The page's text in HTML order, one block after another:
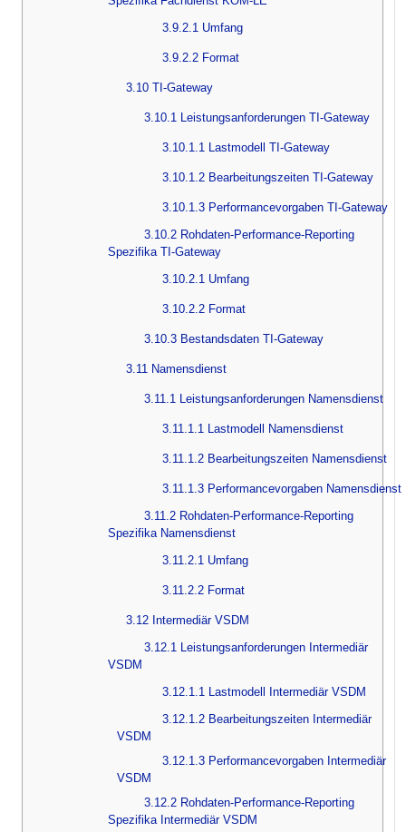
3.9.2.1 Umfang
3.9.2.2 Format
3.10 TI-Gateway
3.10.1 Leistungsanforderungen TI-Gateway
3.10.1.1 Lastmodell TI-Gateway
3.10.1.2 Bearbeitungszeiten TI-Gateway
3.10.1.3 Performancevorgaben TI-Gateway
3.10.2 Rohdaten-Performance-Reporting
Spezifika TI-Gateway
3.10.2.1 Umfang
3.10.2.2 Format
3.10.3 Bestandsdaten TI-Gateway
3.11 Namensdienst
3.11.1 Leistungsanforderungen Namensdienst
3.11.1.1 Lastmodell Namensdienst
3.11.1.2 Bearbeitungszeiten Namensdienst
3.11.1.3 Performancevorgaben Namensdienst
3.11.2 Rohdaten-Performance-Reporting
Spezifika Namensdienst
3.11.2.1 Umfang
3.11.2.2 Format
3.12 Intermediär VSDM
3.12.1 Leistungsanforderungen Intermediär
VSDM
3.12.1.1 Lastmodell Intermediär VSDM
3.12.1.2 Bearbeitungszeiten Intermediär
VSDM
3.12.1.3 Performancevorgaben Intermediär
VSDM
3.12.2 Rohdaten-Performance-Reporting
Spezifika Intermediär VSDM